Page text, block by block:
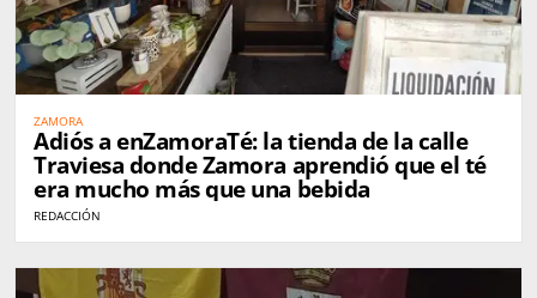
ZAMORA
Adiós a enZamoraTé: la tienda de la calle
Traviesa donde Zamora aprendió que el té
era mucho más que una bebida
REDACCIÓN